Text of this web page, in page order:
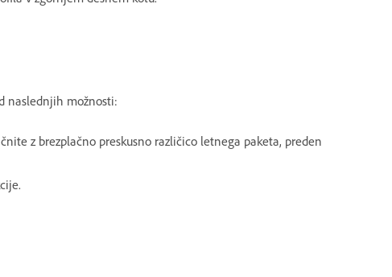
naslednjih možnosti:
z brezplačno preskusno različico letnega paketa, preden